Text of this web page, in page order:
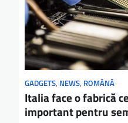
GADGETS, NEWS, ROMÂNĂ
Italia face o fabrică
important pentru